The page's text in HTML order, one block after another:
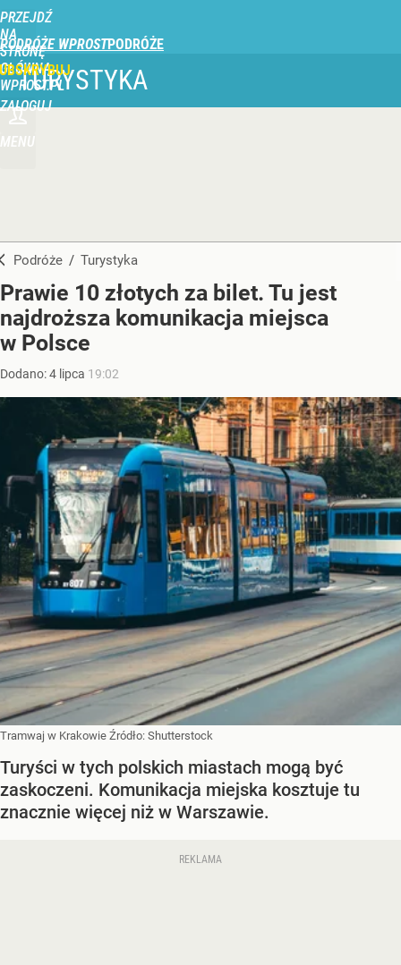
PRZEJDŹ
NA
STRONĘ
GŁÓWNĄ
WPROST.PL
PODRÓŻE WPROST
ZALOGUJ
MENU
TURYSTYKA
Podróże / Turystyka
Prawie 10 złotych za bilet. Tu jest
najdroższa komunikacja miejsca
w Polsce
Dodano:4 lipca 19:02
Tramwaj w Krakowie Źródło: Shutterstock
Turyści w tych polskich miastach mogą być
zaskoczeni. Komunikacja miejska kosztuje tu
znacznie więcej niż w Warszawie.